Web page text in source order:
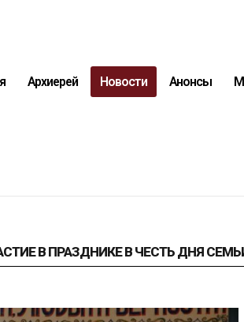
Архиерей Новости Анонсы
В ПРАЗДНИКЕ В ЧЕСТЬ ДНЯ